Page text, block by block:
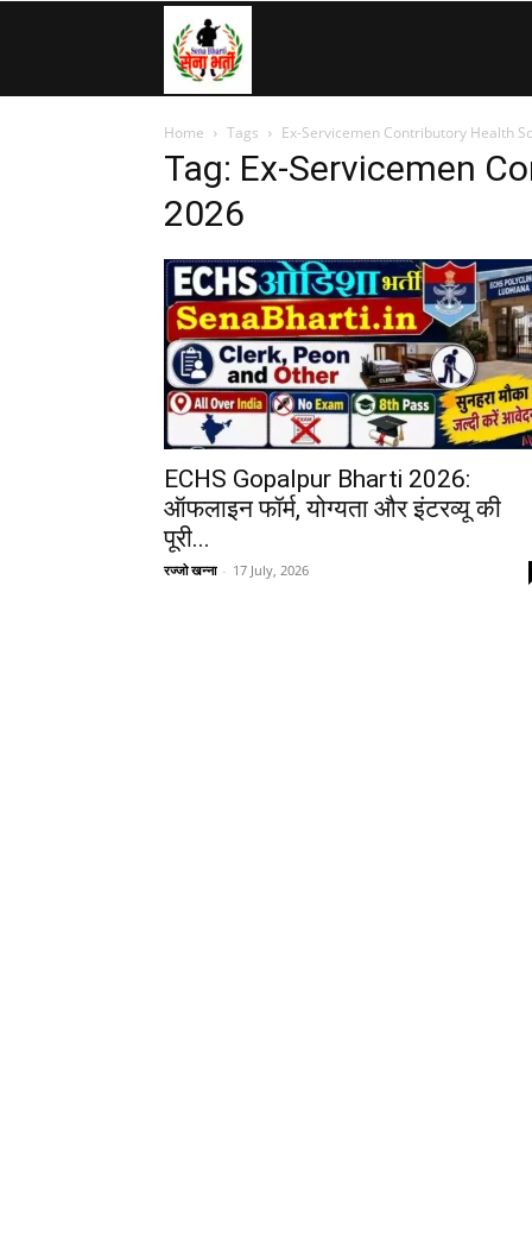
»
Navy,
Airforce,
Police….
Home Tags Ex-Servicemen Contributory Health
Tag: Ex-Servicemen
2026
ECHS Gopalpur Bharti 2026:
ऑफलाइन फॉर्म, योग्यता और इंटरव्यू की
पूरी...
रज्जो खन्ना - 17 July, 2026